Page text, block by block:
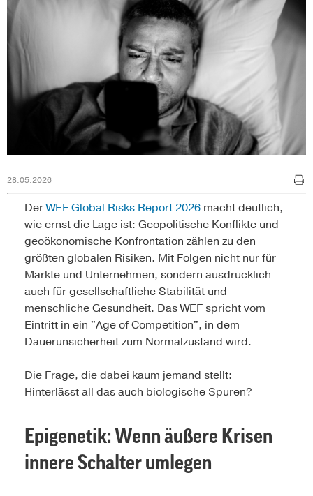
28.05.2026
DerWEF Global Risks Report 2026 macht deutlich,
wie ernst die Lage ist: Geopolitische Konflikte und
geoökonomische Konfrontation zählen zu den
größten globalen Risiken. Mit Folgen nicht nur für
Märkte und Unternehmen, sondern ausdrücklich
auch für gesellschaftliche Stabilität und
menschliche Gesundheit. Das WEF spricht vom
Eintritt in ein "Age of Competition", in dem
Dauerunsicherheit zum Normalzustand wird.
Die Frage, die dabei kaum jemand stellt:
Hinterlässt all das auch biologische Spuren?
Epigenetik: Wenn äußere Krisen
innere Schalter umlegen